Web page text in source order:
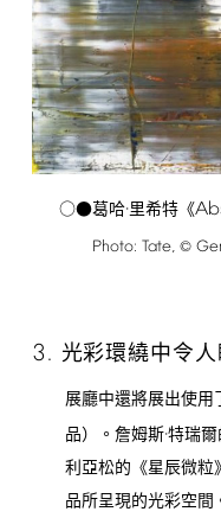
○●葛哈·里希特《
Photo: Tate, ©
3. 光彩環繞中令
展廳中還將展出使用
品）。詹姆斯·特瑞
利亞松的《星辰微粒
品所呈現的光彩空間